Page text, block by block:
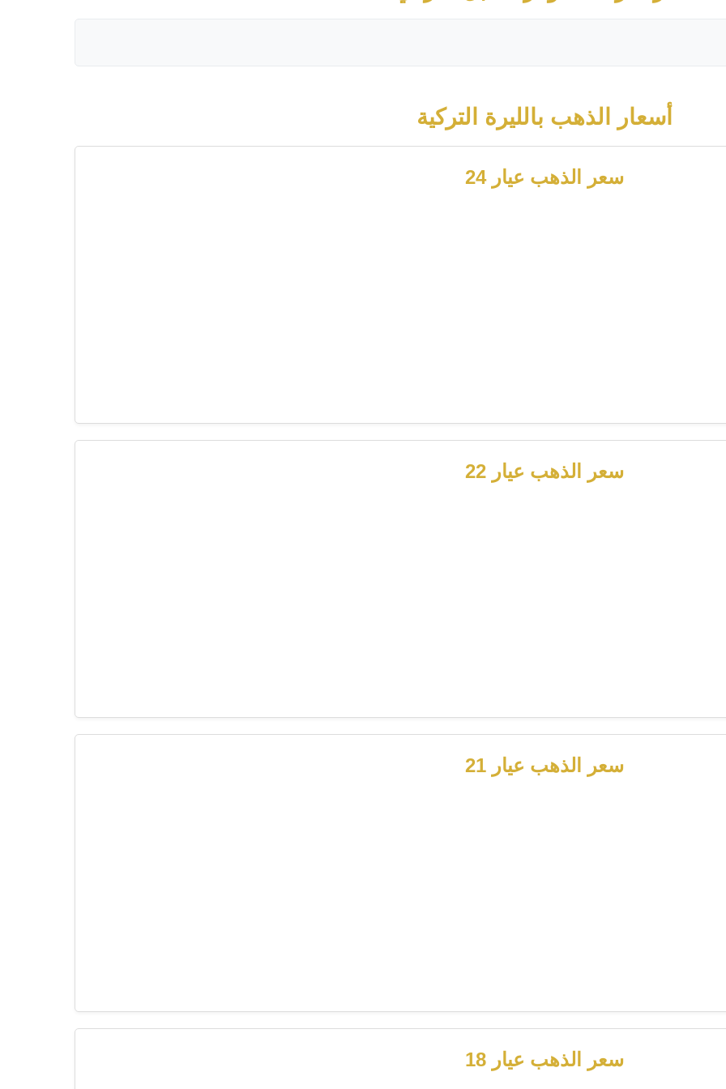
أسعار الذهب بالليرة التركية
سعر الذهب عيار 24
سعر الذهب عيار 22
سعر الذهب عيار 21
سعر الذهب عيار 18